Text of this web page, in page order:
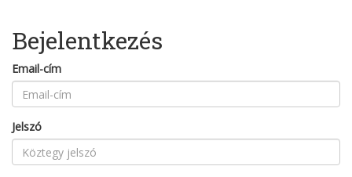
Bejelentkezés
Email-cím
Jelszó